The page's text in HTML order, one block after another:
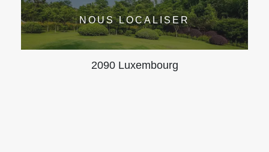
NOUS LOCALISER
2090 Luxembourg